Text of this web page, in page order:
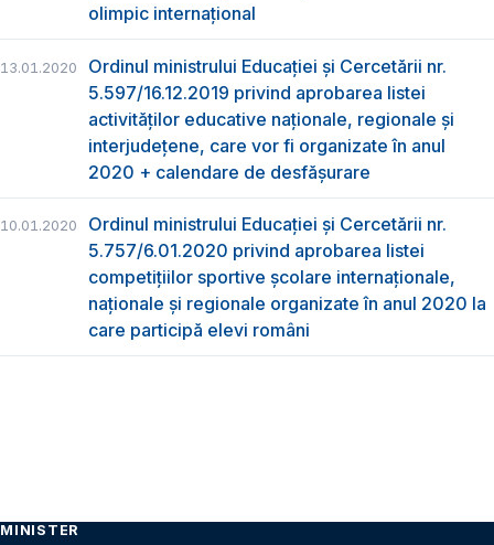
olimpic internațional
13.01.2020
Ordinul ministrului Educației și Cercetării nr.
5.597/16.12.2019 privind aprobarea listei
activităților educative naționale, regionale și
interjudețene, care vor fi organizate în anul
2020 + calendare de desfășurare
10.01.2020
Ordinul ministrului Educației și Cercetării nr.
5.757/6.01.2020 privind aprobarea listei
competițiilor sportive școlare internaționale,
naționale și regionale organizate în anul 2020 la
care participă elevi români
MINISTER